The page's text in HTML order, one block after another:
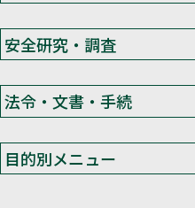
安全研究・調査
法令・文書・手続
目的別メニュー